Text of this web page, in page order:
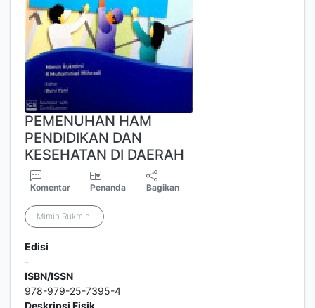
PEMENUHAN HAM
PENDIDIKAN DAN
KESEHATAN DI DAERAH
Komentar Penanda Bagikan
Mimin Rukmini
Edisi
-
ISBN/ISSN
978-979-25-7395-4
Deskripsi Fisik